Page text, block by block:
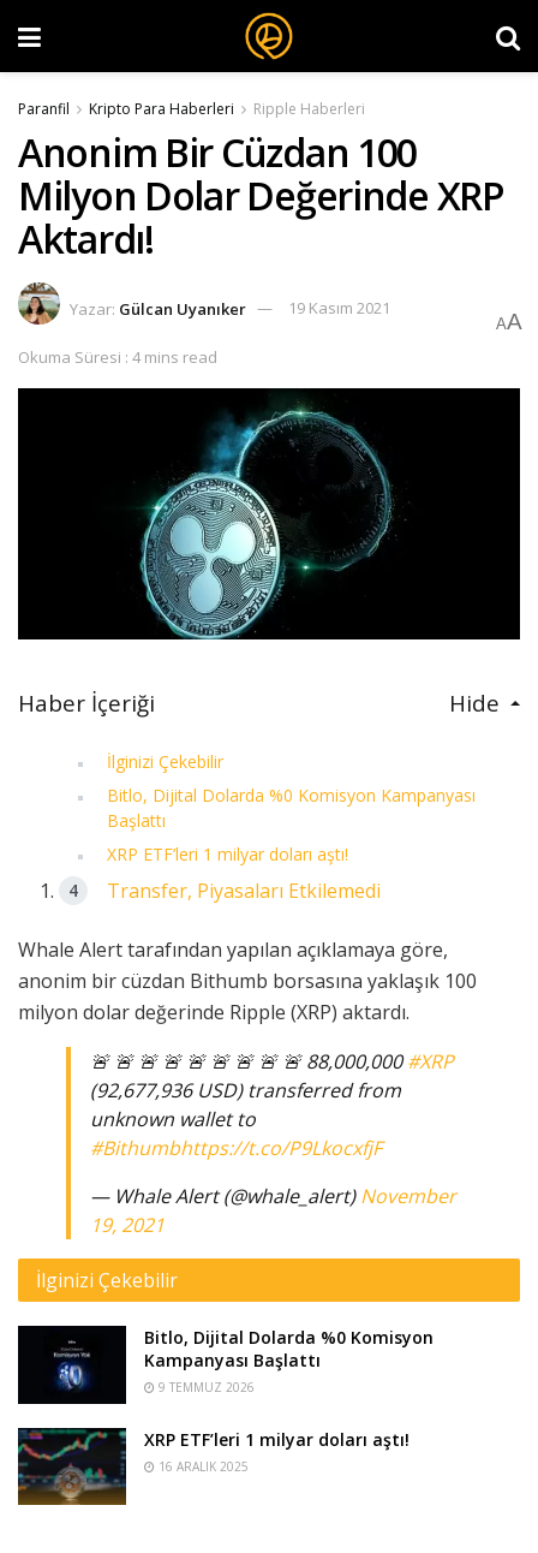
Paranfil Kripto Para Haberleri Ripple Haberleri
Anonim Bir Cüzdan 100
Milyon Dolar Değerinde XRP
Aktardı!
Yazar: Gülcan Uyanıker 19 Kasım 2021
Okuma Süresi : 4 mins read
AA
Haber İçeriği Hide
İlginizi Çekebilir
Bitlo, Dijital Dolarda %0 Komisyon Kampanyası
Başlattı
XRP ETF’leri 1 milyar doları aştı!
Transfer, Piyasaları Etkilemedi
Whale Alert tarafından yapılan açıklamaya göre,
anonim bir cüzdan Bithumb borsasına yaklaşık 100
milyon dolar değerinde Ripple (XRP) aktardı.
🚨 🚨 🚨 🚨 🚨 🚨 🚨 🚨 🚨 88,000,000#XRP
(92,677,936 USD) transferred from
unknown wallet to
#Bithumbhttps://t.co/P9LkocxfjF
— Whale Alert (@whale_alert)November
19, 2021
İlginizi Çekebilir
Bitlo, Dijital Dolarda %0 Komisyon
Kampanyası Başlattı
9 TEMMUZ 2026
XRP ETF’leri 1 milyar doları aştı!
16 ARALIK 2025